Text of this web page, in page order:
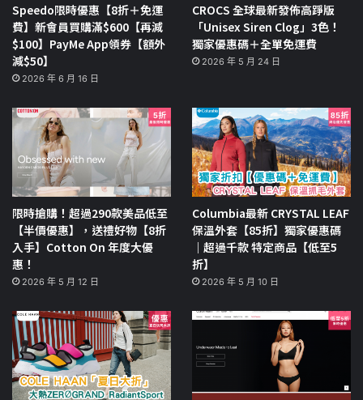
Speedo限時優惠【8折＋免運
費】新會員買購滿$600【再減
$100】PayMe App領券【額外
減$50】
2026 年 6 月 16 日
CROCS 全球最新發佈高踭版
「Unisex Siren Clog」3色！
獨家優惠碼＋全單免運費
2026 年 5 月 24 日
限時搶購！超過290款美品低至
【半價優惠】，送禮好物【8折
入手】Cotton On 年度大優
惠！
2026 年 5 月 12 日
Columbia最新 CRYSTAL LEAF
保溫外套【85折】獨家優惠碼
｜超過千款 特定商品【低至5
折】
2026 年 5 月 10 日